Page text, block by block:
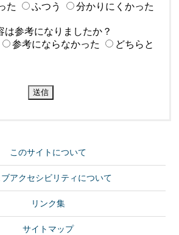
た
ふつう 分かりにくかった
は参考になりましたか？
参考にならなかった
どちらと
このサイトについて
アクセシビリティについて
リンク集
サイトマップ